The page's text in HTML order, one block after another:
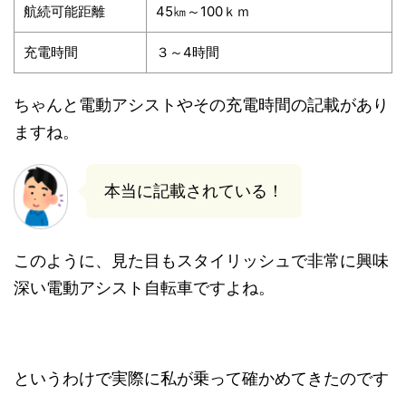
航続可能距離 45㎞～100ｋｍ
充電時間 ３～4時間
ちゃんと電動アシストやその充電時間の記載があり
ますね。
本当に記載されている！
このように、見た目もスタイリッシュで非常に興味
深い電動アシスト自転車ですよね。
というわけで実際に私が乗って確かめてきたのです